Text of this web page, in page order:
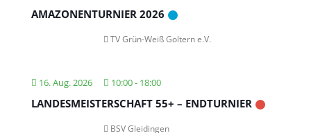
AMAZONENTURNIER 2026
TV Grün-Weiß Goltern e.V.
16. Aug. 2026 10:00- 18:00
LANDESMEISTERSCHAFT 55+ – ENDTURNIER
BSV Gleidingen